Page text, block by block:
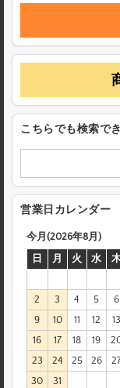
こちらでも検索でき
営業日カレンダー
今月(2026年8月)
日
月 火 水
2
3 4 5 6
9
10 11 12 13
16
17 18 19
23
24 25 26
30
31